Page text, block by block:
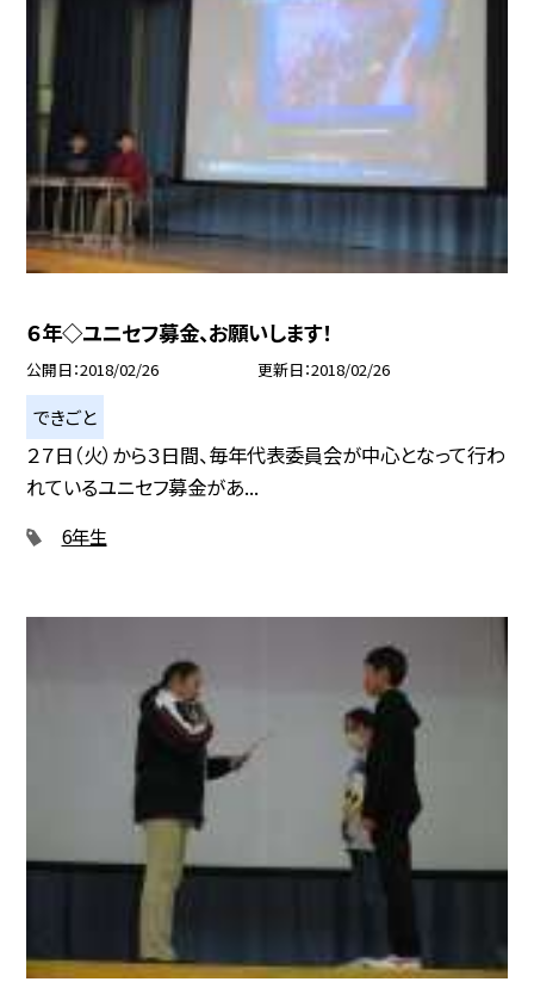
６年◇ユニセフ募金、お願いします！
公開日 2018/02/26 更新日 2018/02/26
できごと
２７日（火）から３日間、毎年代表委員会が中心となって行わ
れているユニセフ募金があ...
6年生